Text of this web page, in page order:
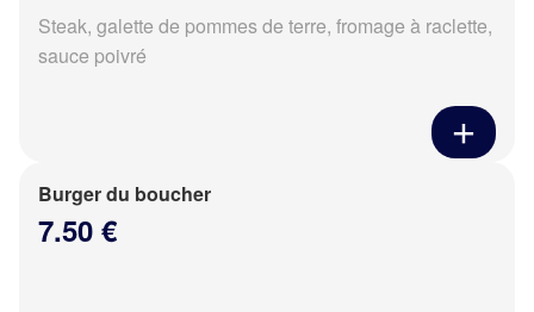
Steak, galette de pommes de terre, fromage à raclette,
sauce poivré
Burger du boucher
7.50 €